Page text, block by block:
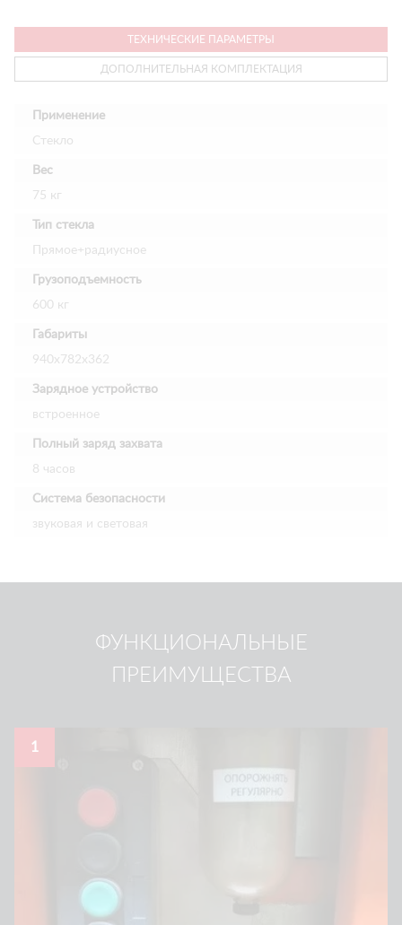
ТЕХНИЧЕСКИЕ ПАРАМЕТРЫ
ДОПОЛНИТЕЛЬНАЯ КОМПЛЕКТАЦИЯ
Применение
Стекло
Вес
75 кг
Тип стекла
Прямое+радиусное
Грузоподъемность
600 кг
Габариты
940х782х362
Зарядное устройство
встроенное
Полный заряд захвата
8 часов
Система безопасности
звуковая и световая
ФУНКЦИОНАЛЬНЫЕ
ПРЕИМУЩЕСТВА
1